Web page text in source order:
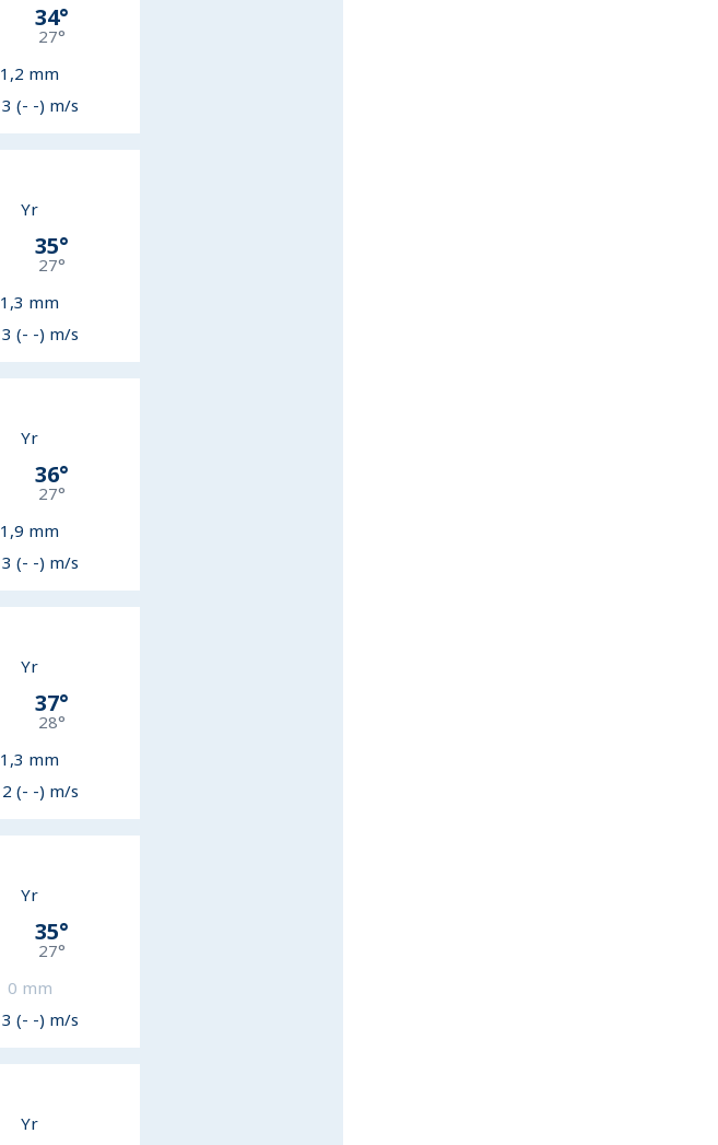
34°
27°
1,2 mm
3 (- -) m/s
Yr
35°
27°
1,3 mm
3 (- -) m/s
Yr
36°
27°
1,9 mm
3 (- -) m/s
Yr
37°
28°
1,3 mm
2 (- -) m/s
Yr
35°
27°
0 mm
3 (- -) m/s
Yr